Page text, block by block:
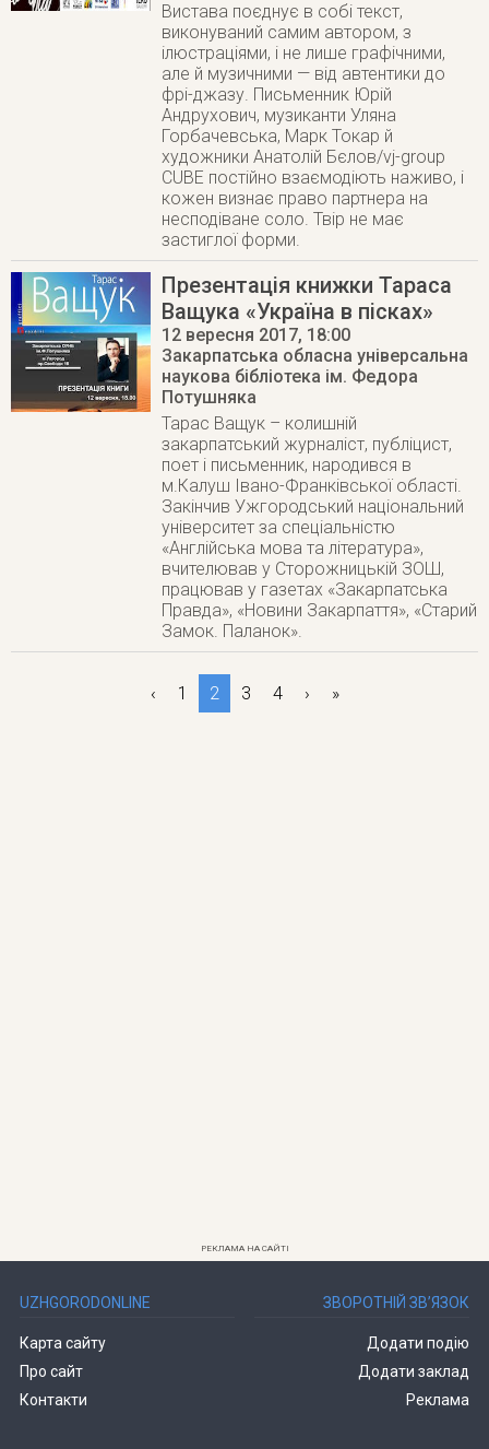
Вистава поєднує в собі текст,
виконуваний самим автором, з
ілюстраціями, і не лише графічними,
але й музичними — від автентики до
фрі-джазу. Письменник Юрій
Андрухович, музиканти Уляна
Горбачевська, Марк Токар й
художники Анатолій Бєлов/vj-group
CUBE постійно взаємодіють наживо, і
кожен визнає право партнера на
несподіване соло. Твір не має
застиглої форми.
Презентація книжки Тараса
Ващука «Україна в пісках»
12 вересня 2017, 18:00
Закарпатська обласна універсальна
наукова бібліотека ім. Федора
Потушняка
Тарас Ващук – колишній
закарпатський журналіст, публіцист,
поет і письменник, народився в
м.Калуш Івано-Франківської області.
Закінчив Ужгородський національний
університет за спеціальністю
«Англійська мова та література»,
вчителював у Сторожницькій ЗОШ,
працював у газетах «Закарпатська
Правда», «Новини Закарпаття», «Старий
Замок. Паланок».
‹ 1 2 3 4 › »
РЕКЛАМА НА САЙТІ
UZHGORODONLINE
Карта сайту
Про сайт
Контакти
ЗВОРОТНІЙ ЗВ’ЯЗОК
Додати подію
Додати заклад
Реклама